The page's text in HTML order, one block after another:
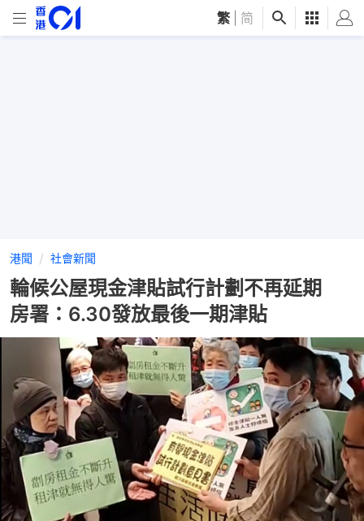
繁 简
港聞 社會新聞
輪候公屋現金津貼試行計劃不再延期
房署：6.30發放最後一期津貼